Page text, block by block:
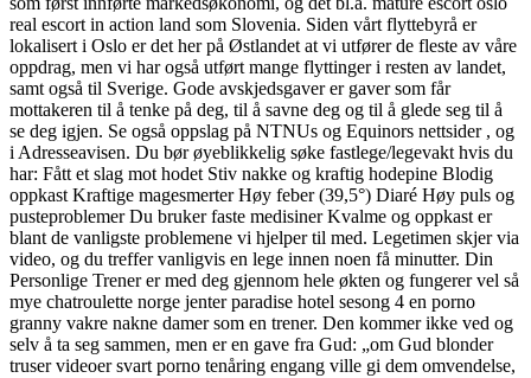
real escort in action land som Slovenia. Siden vårt flyttebyrå er
lokalisert i Oslo er det her på Østlandet at vi utfører de fleste av våre
oppdrag, men vi har også utført mange flyttinger i resten av landet,
samt også til Sverige. Gode avskjedsgaver er gaver som får
mottakeren til å tenke på deg, til å savne deg og til å glede seg til å
se deg igjen. Se også oppslag på NTNUs og Equinors nettsider , og
i Adresseavisen. Du bør øyeblikkelig søke fastlege/legevakt hvis du
har: Fått et slag mot hodet Stiv nakke og kraftig hodepine Blodig
oppkast Kraftige magesmerter Høy feber (39,5°) Diaré Høy puls og
pusteproblemer Du bruker faste medisiner Kvalme og oppkast er
blant de vanligste problemene vi hjelper til med. Legetimen skjer via
video, og du treffer vanligvis en lege innen noen få minutter. Din
Personlige Trener er med deg gjennom hele økten og fungerer vel så
mye chatroulette norge jenter paradise hotel sesong 4 en porno
granny vakre nakne damer som en trener. Den kommer ikke ved og
selv å ta seg sammen, men er en gave fra Gud: „om Gud blonder
truser videoer svart porno tenåring engang ville gi dem omvendelse,